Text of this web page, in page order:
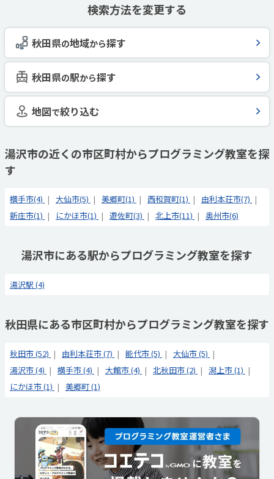
検索方法を変更する
秋田県の地域から探す
秋田県の駅から探す
地図で絞り込む
湯沢市の近くの市区町村からプログラミング教室を探
す
横手市(4) 大仙市(5) 美郷町(1) 西和賀町(1)
由利本荘市(7)
新庄市(1)
にかほ市(1) 遊佐町(3) 北上市(11) 奥州市(6)
湯沢市にある駅からプログラミング教室を探す
湯沢駅 (4)
秋田県にある市区町村からプログラミング教室を探す
秋田市 (52) 由利本荘市 (7) 能代市 (5)
大仙市 (5)
湯沢市 (4)
横手市 (4) 大館市 (4) 北秋田市 (2)
潟上市 (1)
にかほ市 (1)
美郷町 (1)